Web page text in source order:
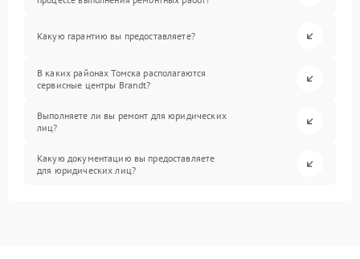
Какую гарантию вы предоставляете?
В каких районах Томска располагаются
сервисные центры Brandt?
Выполняете ли вы ремонт для юридических
лиц?
Какую документацию вы предоставляете
для юридических лиц?